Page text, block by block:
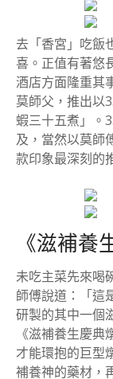
去「香宮」吃飯
喜。正值有著悠
酒店方面隆重其
莫師父，推出以
蝦三十五煮」。
及，當然以莫師
款印象最深刻的
《滋補養
未吃主菜先來喝
師傅說道：「這
研製的其中一個
《滋補養生慶
才能環抱的巨型
補養神的藥材，